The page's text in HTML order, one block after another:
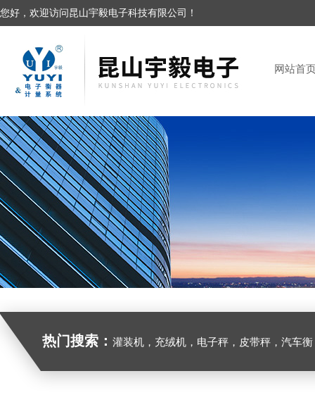
您好，欢迎访问昆山宇毅电子科技有限公司！
网站首
热门搜索： 灌装机，充绒机，电子秤，皮带秤，汽车